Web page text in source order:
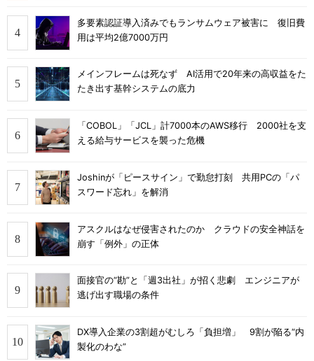
多要素認証導入済みでもランサムウェア被害に 復旧費
用は平均2億7000万円
メインフレームは死なず AI活用で20年来の高収益をた
たき出す基幹システムの底力
「COBOL」「JCL」計7000本のAWS移行 2000社を支
える給与サービスを襲った危機
Joshinが「ピースサイン」で勤怠打刻 共用PCの「パ
スワード忘れ」を解消
アスクルはなぜ侵害されたのか クラウドの安全神話を
崩す「例外」の正体
面接官の“勘”と「週3出社」が招く悲劇 エンジニアが
逃げ出す職場の条件
DX導入企業の3割超がむしろ「負担増」 9割が陥る“内
製化のわな”